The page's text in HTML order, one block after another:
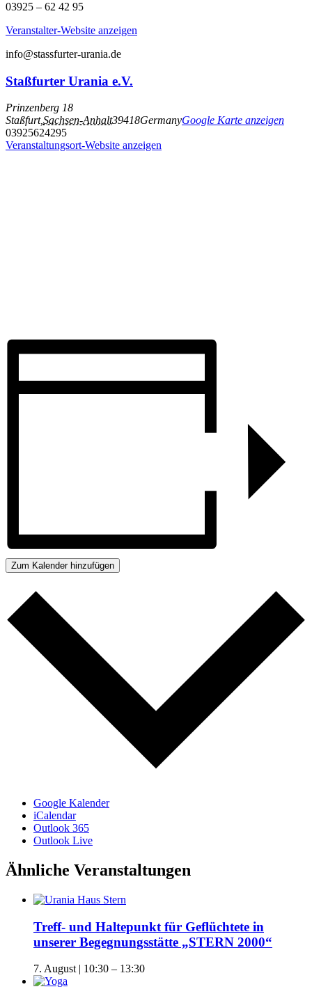
03925 – 62 42 95
Veranstalter-Website anzeigen
info@stassfurter-urania.de
Staßfurter Urania e.V.
Prinzenberg 18
Staßfurt,Sachsen-Anhalt39418GermanyGoogle Karte anzeigen
03925624295
Veranstaltungsort-Website anzeigen
Zum Kalender hinzufügen
Google Kalender
iCalendar
Outlook 365
Outlook Live
Ähnliche Veranstaltungen
Treff- und Haltepunkt für Geflüchtete in
unserer Begegnungsstätte „STERN 2000“
7. August | 10:30 – 13:30